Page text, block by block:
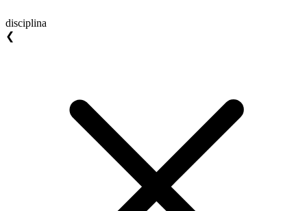
disciplina
❮